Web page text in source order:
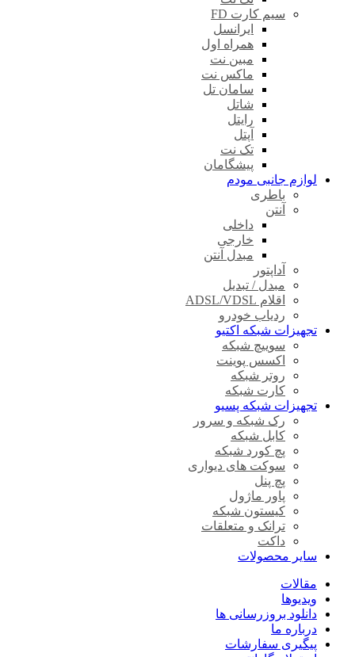
سیم کارت FD
ایرانسل
همراه اول
مبین نت
ماکس نت
سامان تل
شاتل
رایتل
آپتل
تک نت
پیشگامان
لوازم جانبی مودم
باطری
آنتن
داخلی
خارجی
مبدل آنتن
آداپتور
مبدل / تبدیل
اقلام ADSL/VDSL
ردیاب خودرو
تجهیزات شبکه اکتیو
سوییچ شبکه
اکسس پوینت
روتر شبکه
کارت شبکه
تجهیزات شبکه پسیو
رک شبکه و سرور
کابل شبکه
پچ کورد شبکه
سوکت های دیواری
پچ پنل
پاور ماژول
کیستون شبکه
ترانک و متعلقات
داکت
سایر محصولات
مقالات
ویدیوها
دانلود بروزرسانی ها
درباره ما
پیگیری سفارشات